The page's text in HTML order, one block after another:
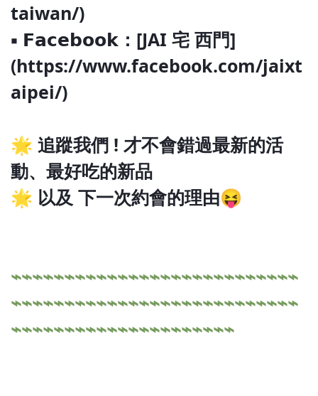
taiwan/)
▪ 𝗙𝗮𝗰𝗲𝗯𝗼𝗼𝗸：[JAI 宅 西門]
(https://www.facebook.com/jaixt
aipei/)
🌟 追蹤我們 ! 才不會錯過最新的活
動、最好吃的新品
🌟 以及 下一次約會的理由😝
⌁⌁⌁⌁⌁⌁⌁⌁⌁⌁⌁⌁⌁⌁⌁⌁⌁⌁⌁⌁⌁⌁⌁⌁⌁⌁⌁
⌁⌁⌁⌁⌁⌁⌁⌁⌁⌁⌁⌁⌁⌁⌁⌁⌁⌁⌁⌁⌁⌁⌁⌁⌁⌁⌁
⌁⌁⌁⌁⌁⌁⌁⌁⌁⌁⌁⌁⌁⌁⌁⌁⌁⌁⌁⌁⌁